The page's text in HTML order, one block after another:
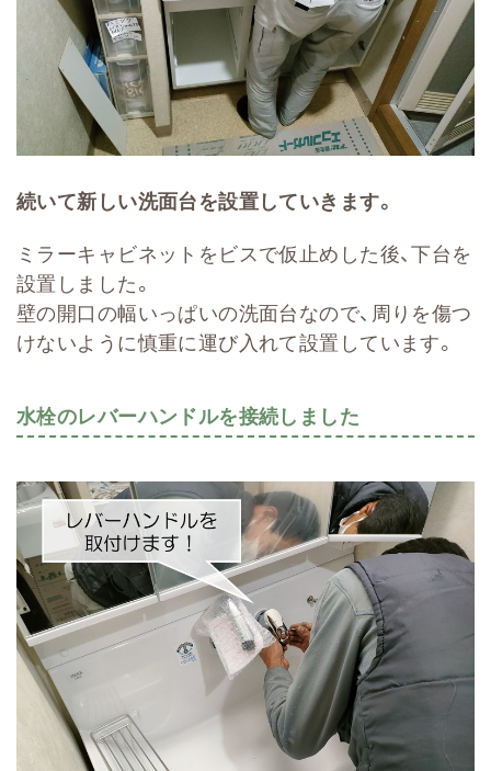
続いて新しい洗面台を設置していきます。
ミラーキャビネットをビスで仮止めした後、下台を
設置しました。
壁の開口の幅いっぱいの洗面台なので、周りを傷つ
けないように慎重に運び入れて設置しています。
水栓のレバーハンドルを接続しました